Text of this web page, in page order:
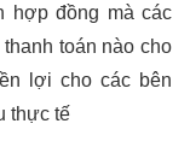
hợp đồng mà các
toán nào cho
lợi cho các bên
thực tế